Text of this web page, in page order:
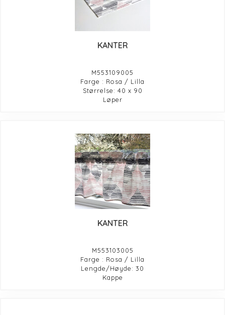
KANTER
M553109005
Farge : Rosa / Lilla
Størrelse: 40 x 90
Løper
KANTER
M553103005
Farge : Rosa / Lilla
Lengde/Høyde: 30
Kappe